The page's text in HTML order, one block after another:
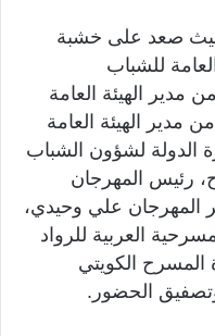
صعد على خشبة
للشباب
مدير الهيئة العامة
مدير الهيئة العامة
الدولة لشؤون الشباب
رئيس المهرجان
المهرجان علي وحيدي،
العربية للرواد
المسرح الكويتي
الحضور.